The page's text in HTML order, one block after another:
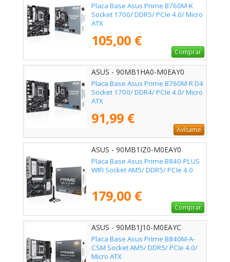
Placa Base Asus Prime B760M-K
Socket 1700/ DDR5/ PCIe 4.0/ Micro
ATX
105,00 €
Comprar
ASUS - 90MB1HA0-M0EAY0
Placa Base Asus Prime B760M-R D4
Socket 1700/ DDR4/ PCIe 4.0/ Micro
ATX
91,99 €
Avísame
ASUS - 90MB1IZ0-M0EAY0
Placa Base Asus Prime B840-PLUS
WIFI Socket AM5/ DDR5/ PCIe 4.0
179,00 €
Comprar
ASUS - 90MB1J10-M0EAYC
Placa Base Asus Prime B840M-A-
CSM Socket AM5/ DDR5/ PCIe 4.0/
Micro ATX